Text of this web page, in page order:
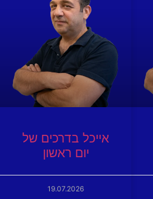
אייכל בדרכים של
יום ראשון
19.07.2026